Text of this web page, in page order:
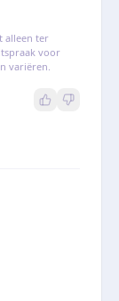
alleen ter
voor
variëren.